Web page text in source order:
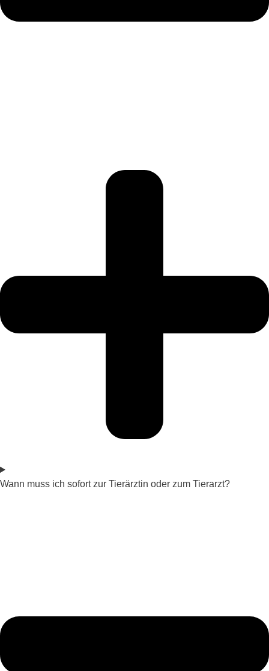
Wann muss ich sofort zur Tierärztin oder zum Tierarzt?